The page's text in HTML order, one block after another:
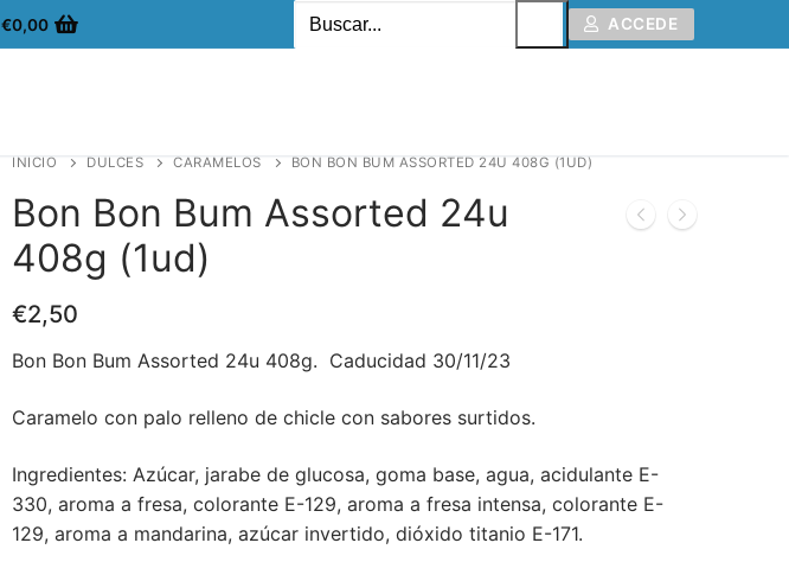
€0,00 ACCEDE
INICIO DULCES CARAMELOS BON BON BUM ASSORTED 24U 408G (1UD)
Bon Bon Bum Assorted 24u
408g (1ud)
€2,50
Bon Bon Bum Assorted 24u 408g. Caducidad 30/11/23
Caramelo con palo relleno de chicle con sabores surtidos.
Ingredientes: Azúcar, jarabe de glucosa, goma base, agua, acidulante E-
330, aroma a fresa, colorante E-129, aroma a fresa intensa, colorante E-
129, aroma a mandarina, azúcar invertido, dióxido titanio E-171.